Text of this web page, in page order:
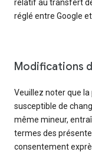
relatif au transfert
réglé entre Google
Modifications
Veuillez noter que
susceptible de
même mineur,
termes des
consentement